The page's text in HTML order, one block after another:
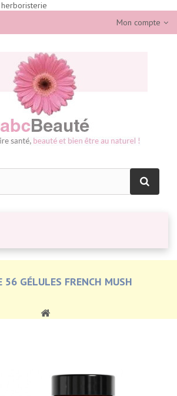
Mon compte
56 GÉLULES FRENCH MUSH